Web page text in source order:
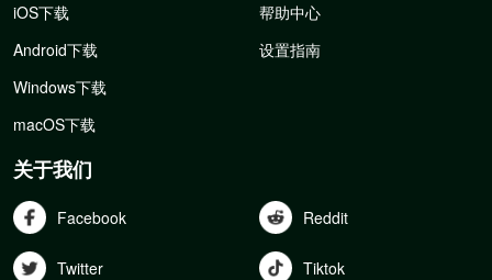
iOS下载
Android下载
Windows下载
macOS下载
帮助中心
设置指南
关于我们
Facebook Reddit
Twitter Tiktok